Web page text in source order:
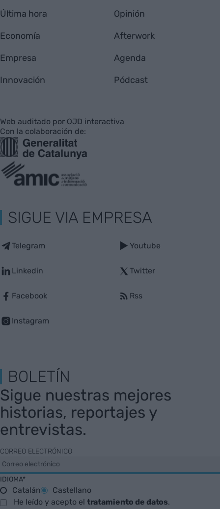
Última hora
Economía
Empresa
Innovación
Opinión
Afterwork
Agenda
Pódcast
Web auditado por OJD interactiva
Con la colaboración de:
SIGUE VIA EMPRESA
Telegram
Linkedin
Facebook
Instagram
Youtube
Twitter
Rss
BOLETÍN
Sigue nuestras mejores
historias, reportajes y
entrevistas.
CORREO ELECTRÓNICO
IDIOMA*
Catalán
Castellano
He leído y acepto el tratamiento de datos.